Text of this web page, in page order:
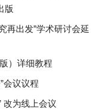
版
再出发”学术研讨会延
）详细教程
会议议程
改为线上会议